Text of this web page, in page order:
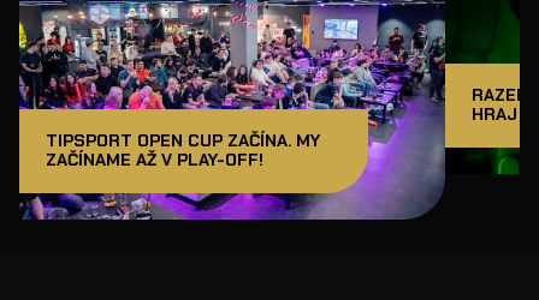
TIPSPORT OPEN CUP ZAČÍNA. MY
ZAČÍNAME AŽ V PLAY-OFF!
RAZER
HRAJ